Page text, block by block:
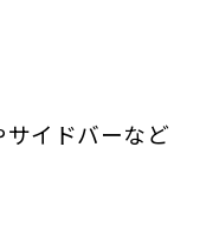
イドバーなど